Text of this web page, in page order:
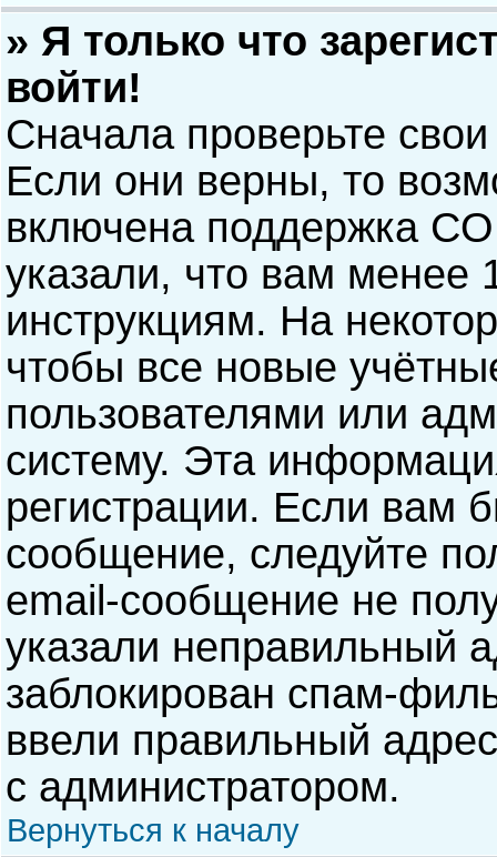
» Я только что
войти!
Сначала проверьте
Если они верны, то
включена поддержка
указали, что вам менее
инструкциям. На
чтобы все новые
пользователями или
систему. Эта
регистрации. Если вам
сообщение, следуйте
email-сообщение не
указали неправильный
заблокирован спам-
ввели правильный
с администратором.
Вернуться к началу